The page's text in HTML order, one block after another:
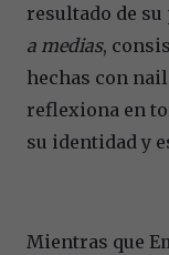
resultado de
a medias,
hechas con
reflexiona en
su identidad y
Mientras que